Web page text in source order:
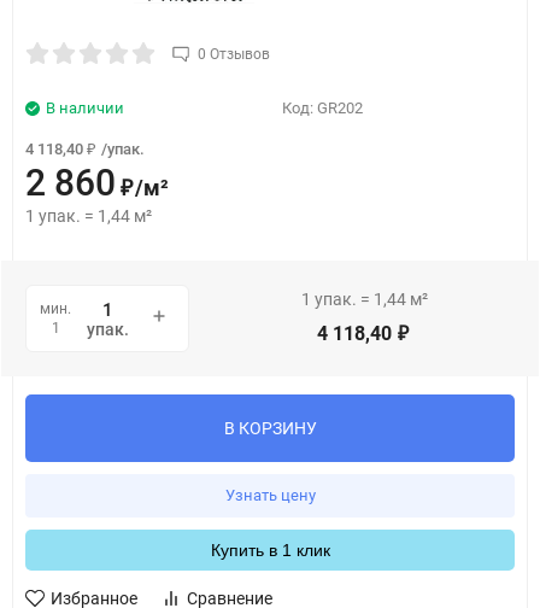
0 Отзывов
Код: GR202
В наличии
4 118,40 ₽ /упак.
2 860 ₽/м²
1 упак. = 1,44 м²
мин.
1
упак.
1 упак. = 1,44 м²
4 118,40 ₽
В КОРЗИНУ
Узнать цену
Купить в 1 клик
Избранное Сравнение